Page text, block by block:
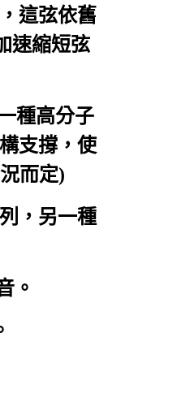
這弦依舊
速縮短弦
種高分子
支撐，使
而定)
，另一種
。